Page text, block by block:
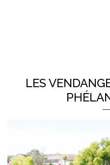
LES